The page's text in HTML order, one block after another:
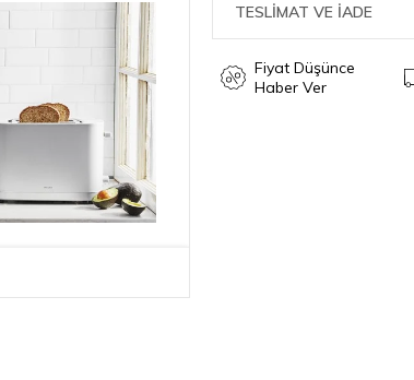
sağlam ve
TESLİMAT VE İADE
Fiyat Düşünce
Haber Ver